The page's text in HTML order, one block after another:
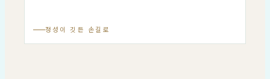
정성이 깃든 손길로